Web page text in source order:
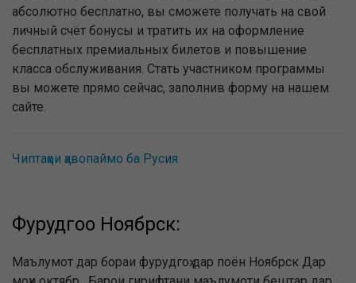
абсолютно бесплатно, вы сможете получать на свой
личный счёт бонусы и тратить их на оформление
бесплатных премиальных билетов и повышение
класса обслуживания. Стать участником программы
вы можете прямо сейчас, заполнив форму на нашем
сайте.
Чиптаҳои ҳавопаймо ба Русия
Фурудгоҳҳо Ноябрск:
Маълумот дар бораи фурудгоҳ дар поён Ноябрск Дар